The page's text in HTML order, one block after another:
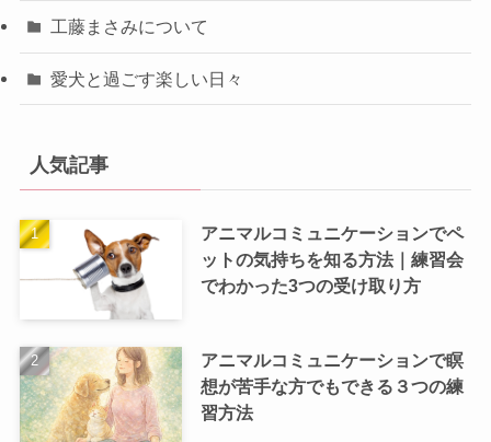
工藤まさみについて
愛犬と過ごす楽しい日々
人気記事
アニマルコミュニケーションでペ
ットの気持ちを知る方法｜練習会
でわかった3つの受け取り方
アニマルコミュニケーションで瞑
想が苦手な方でもできる３つの練
習方法